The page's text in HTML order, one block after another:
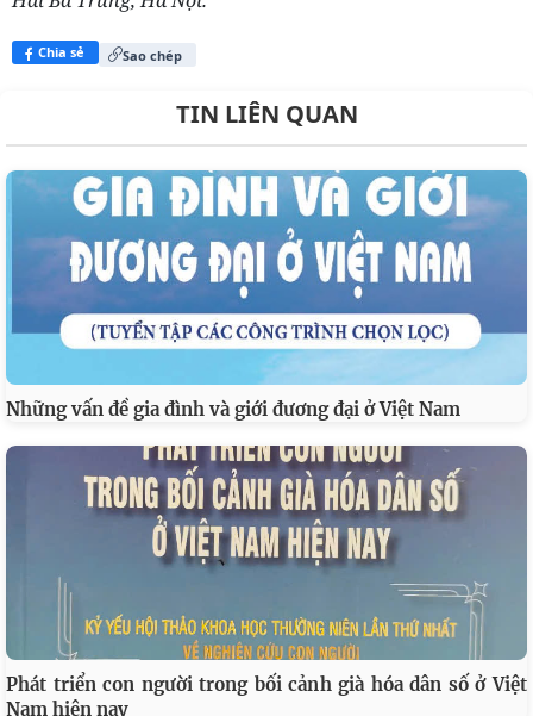
Chia sẻ Sao chép
TIN LIÊN QUAN
Những vấn đề gia đình và giới đương đại ở Việt Nam
Phát triển con người trong bối cảnh già hóa dân số ở Việt
Nam hiện nay